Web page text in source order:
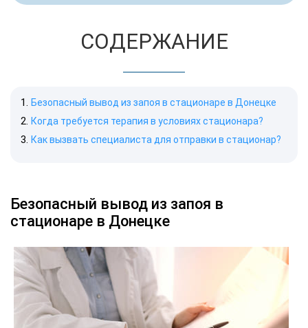
СОДЕРЖАНИЕ
Безопасный вывод из запоя в стационаре в Донецке
Когда требуется терапия в условиях стационара?
Как вызвать специалиста для отправки в стационар?
Безопасный вывод из запоя в
стационаре в Донецке